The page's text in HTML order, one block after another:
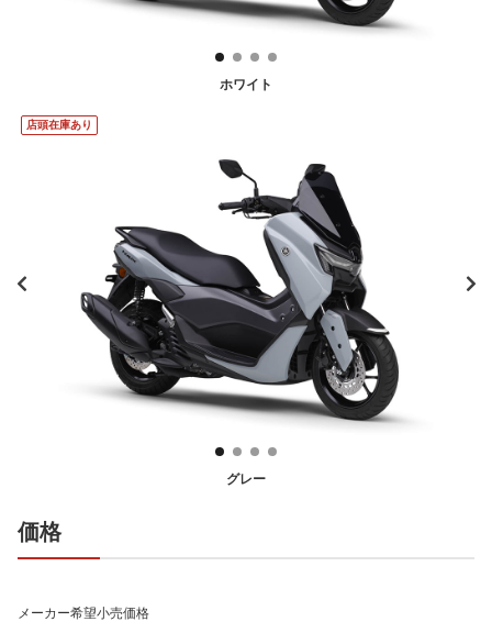
ホワイト
店頭在庫あり
グレー
価格
メーカー希望小売価格